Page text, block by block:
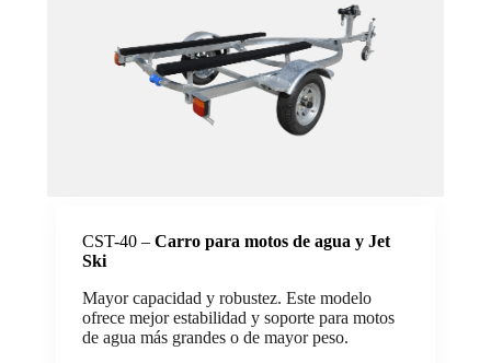
CST-40 – Carro para motos de agua y Jet
Ski
Mayor capacidad y robustez. Este modelo
ofrece mejor estabilidad y soporte para motos
de agua más grandes o de mayor peso.